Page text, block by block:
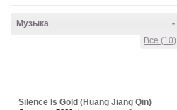
-
Музыка
Все (10)
Silence Is Gold (Huang Jiang Qin)